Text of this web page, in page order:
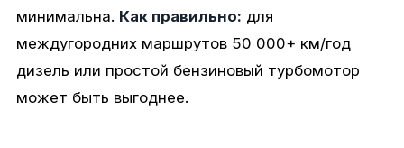
минимальна. Как правильно: для
междугородних маршрутов 50 000+ км/год
дизель или простой бензиновый турбомотор
может быть выгоднее.